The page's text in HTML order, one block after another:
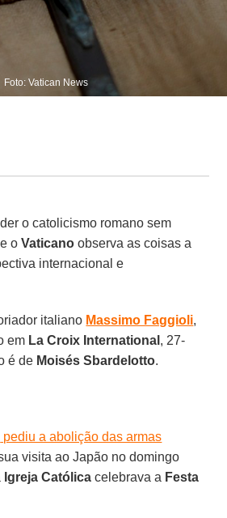
Foto: Vatican News
o catolicismo romano sem
oVaticano observa as coisas a
internacional e
italiano Massimo Faggioli,
em La Croix International , 27-
é de Moisés Sbardelotto.
pediu a abolição das armas
visita ao Japão no domingo
Igreja Católica celebrava a Festa